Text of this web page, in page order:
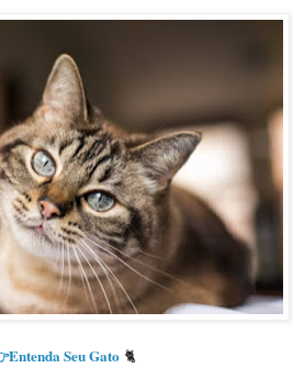
Entenda Seu Gato 🐈